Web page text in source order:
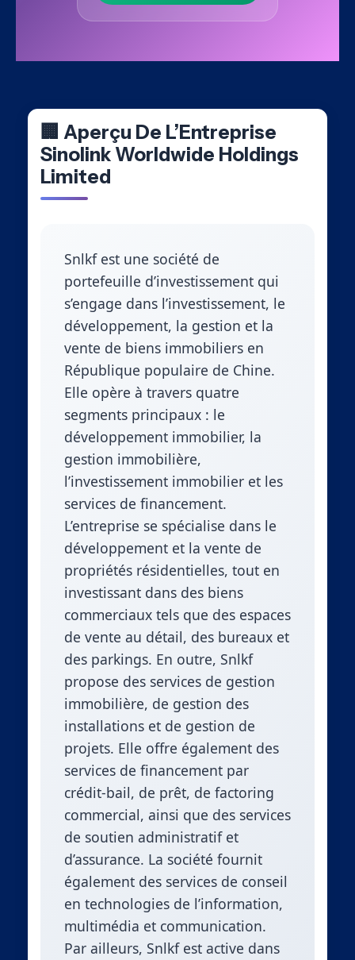
🏢 Aperçu De L’Entreprise
Sinolink Worldwide Holdings
Limited
Snlkf est une société de
portefeuille d’investissement qui
s’engage dans l’investissement, le
développement, la gestion et la
vente de biens immobiliers en
République populaire de Chine.
Elle opère à travers quatre
segments principaux : le
développement immobilier, la
gestion immobilière,
l’investissement immobilier et les
services de financement.
L’entreprise se spécialise dans le
développement et la vente de
propriétés résidentielles, tout en
investissant dans des biens
commerciaux tels que des espaces
de vente au détail, des bureaux et
des parkings. En outre, Snlkf
propose des services de gestion
immobilière, de gestion des
installations et de gestion de
projets. Elle offre également des
services de financement par
crédit-bail, de prêt, de factoring
commercial, ainsi que des services
de soutien administratif et
d’assurance. La société fournit
également des services de conseil
en technologies de l’information,
multimédia et communication.
Par ailleurs, Snlkf est active dans